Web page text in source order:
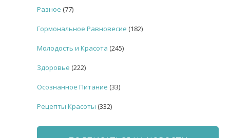
Разное (77)
Гормональное Равновесие (182)
Молодость и Красота (245)
Здоровье (222)
Осознанное Питание (33)
Рецепты Красоты (332)